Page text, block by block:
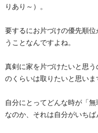
りあり～）。
要するにお片づけの優先順
うことなんですよね。
真剣に家を片づけたいと思
のくらいは取りたいと思いま
自分にとってどんな時が「
なのか、それは自分がいちば